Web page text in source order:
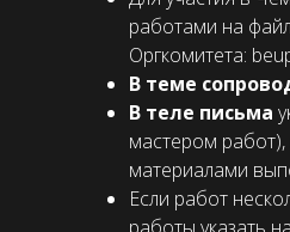
работами на
Оргкомитета:
В теме
В теле письма
мастером
материалами
Если работ